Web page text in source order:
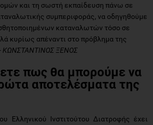
και τη σωστή εκπαίδευση πάνω σε
συμπεριφοράς, να οδηγηθούμε
καταναλωτών τόσο σε
κυρίως απέναντι στο πρόβλημα της
ΚΩΝΣΤΑΝΤΙΝΟΣ ΞΕΝΟΣ
πως θα μπορούμε να
αποτελέσματα της
Ελληνικού Ινστιτούτου Διατροφής έχει